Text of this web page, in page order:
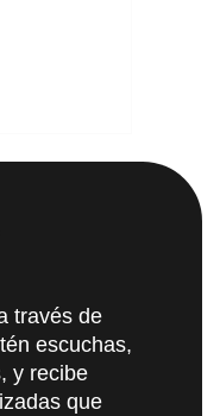
través de
escuchas,
y recibe
que